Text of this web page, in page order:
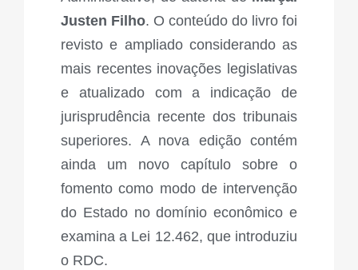
Justen Filho. O conteúdo do livro foi
revisto e ampliado considerando as
mais recentes inovações legislativas
e atualizado com a indicação de
jurisprudência recente dos tribunais
superiores. A nova edição contém
ainda um novo capítulo sobre o
fomento como modo de intervenção
do Estado no domínio econômico e
examina a Lei 12.462, que introduziu
o RDC.